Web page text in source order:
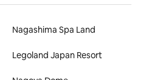
Nagashima Spa Land
Legoland Japan Resort